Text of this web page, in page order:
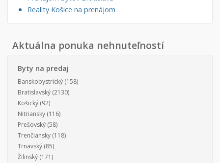
Reality Košice na prenájom
Aktuálna ponuka nehnuteľností
Byty na predaj
Banskobystrický (158)
Bratislavský (2130)
Košický (92)
Nitriansky (116)
Prešovský (58)
Trenčiansky (118)
Trnavský (85)
Žilinský (171)